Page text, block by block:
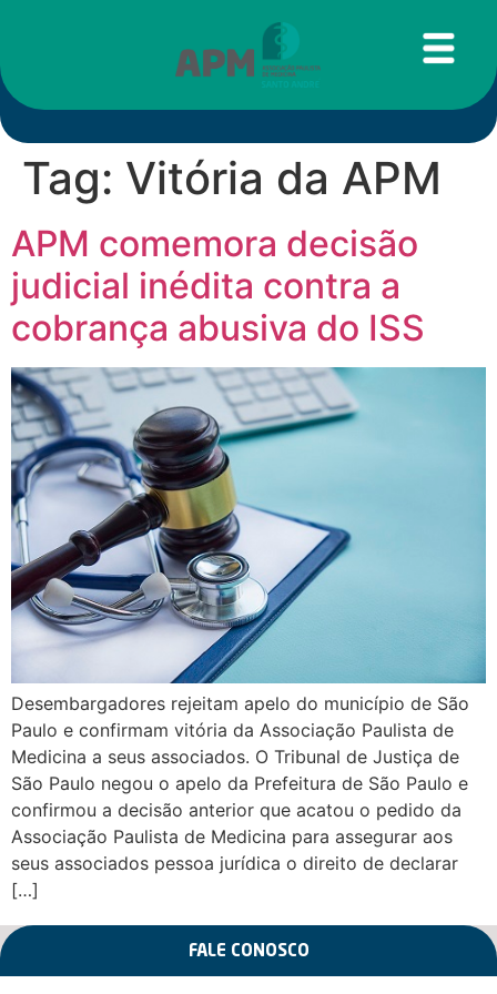
Tag: Vitória da APM
APM comemora decisão
judicial inédita contra a
cobrança abusiva do ISS
Desembargadores rejeitam apelo do município de São
Paulo e confirmam vitória da Associação Paulista de
Medicina a seus associados. O Tribunal de Justiça de
São Paulo negou o apelo da Prefeitura de São Paulo e
confirmou a decisão anterior que acatou o pedido da
Associação Paulista de Medicina para assegurar aos
seus associados pessoa jurídica o direito de declarar
[…]
FALE CONOSCO